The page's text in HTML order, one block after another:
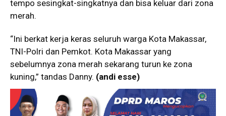
tempo sesingkat-singkatnya dan bisa keluar dari zona
merah.
“Ini berkat kerja keras seluruh warga Kota Makassar,
TNI-Polri dan Pemkot. Kota Makassar yang
sebelumnya zona merah sekarang turun ke zona
kuning,” tandas Danny. (andi esse)